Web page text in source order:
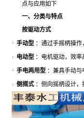
点与应用如下
一、分类与特点
按驱动方式
·手动型 ：通过手摇柄操
· 电动型 ：电机驱动，效
·手电两用型 ：兼具手动
·侧摇式 ：侧向摇柄设计，